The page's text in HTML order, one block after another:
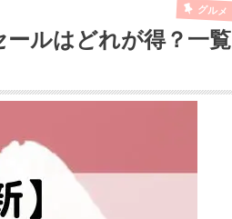
グルメ
ールはどれが得？一覧